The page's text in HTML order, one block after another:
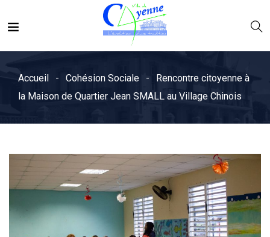
Accueil Cohésion Sociale
Rencontre citoyenne à
la Maison de Quartier Jean SMALL au Village Chinois